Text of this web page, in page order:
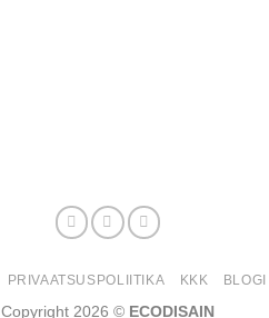
PRIVAATSUSPOLIITIKA KKK BLOGI
Copyright 2026 © ECODISAIN